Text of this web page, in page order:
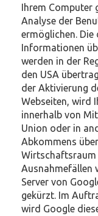
Ihrem Computer
Analyse der
ermöglichen. Die
Informationen
werden in der
den USA
der Aktivierung
Webseiten, wird
innerhalb von
Union oder in
Abkommens
Wirtschaftsraum
Ausnahmefällen
Server von
gekürzt. Im
wird Google